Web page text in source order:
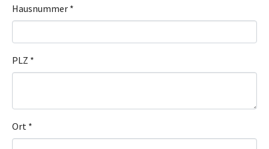
Hausnummer *
PLZ *
Ort *